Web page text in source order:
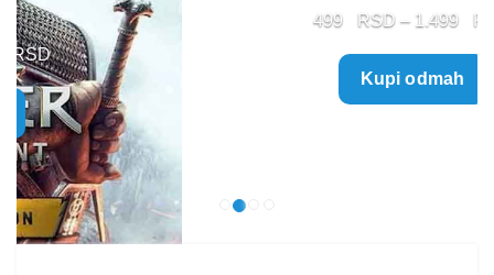
499
Price
range:
499 $